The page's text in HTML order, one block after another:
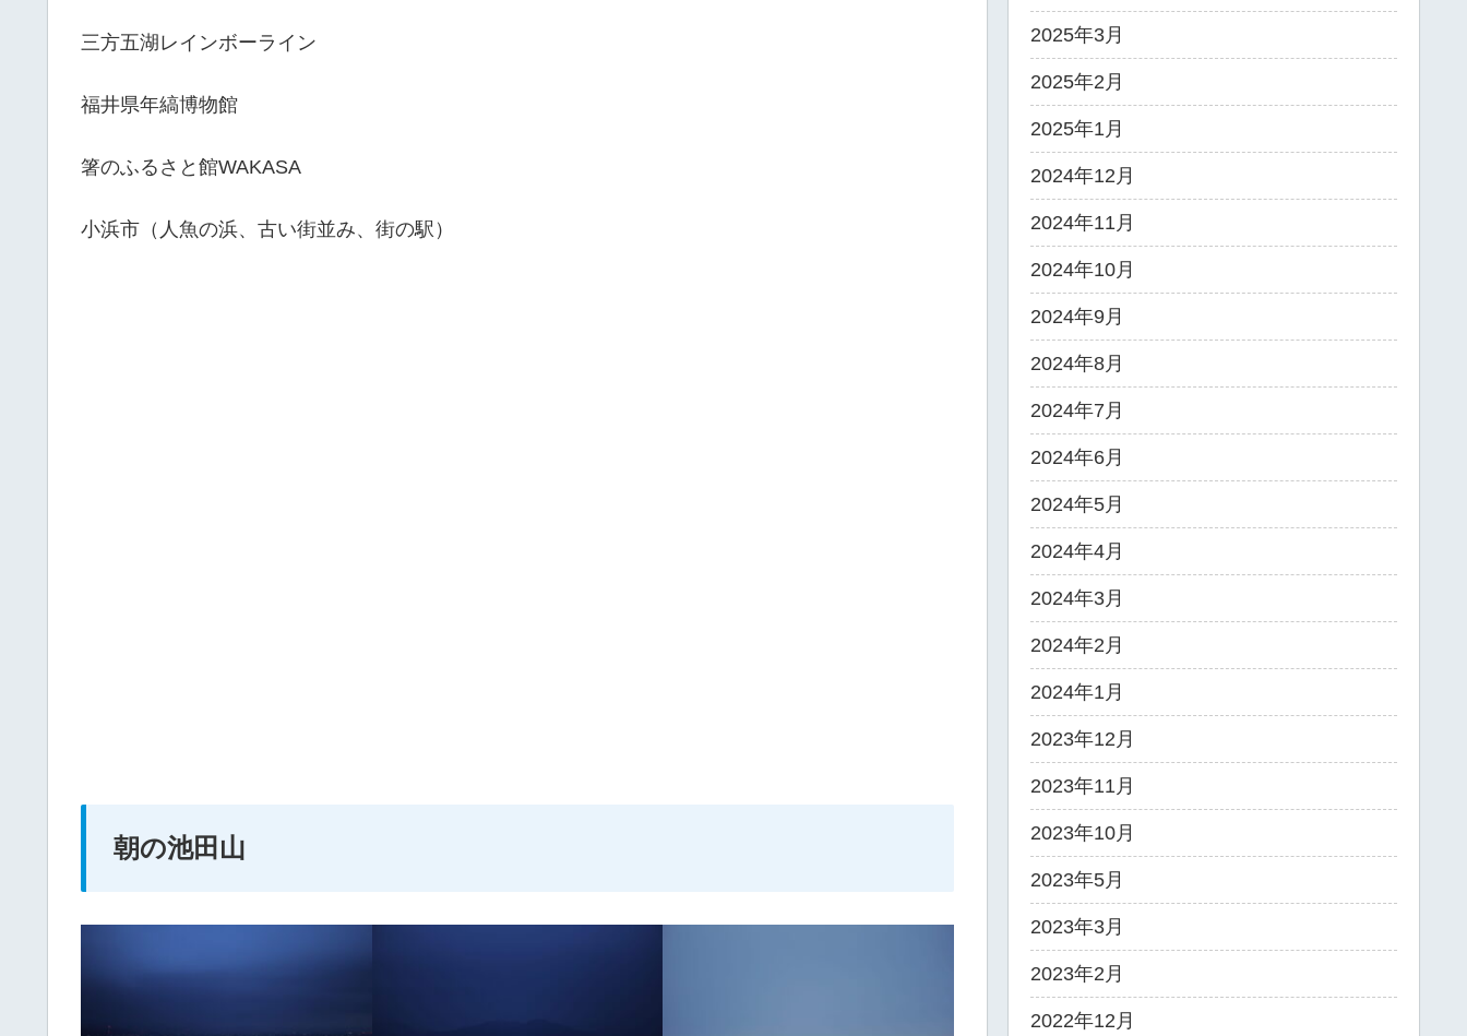
三方五湖レインボーライン
福井県年縞博物館
箸のふるさと館WAKASA
小浜市（人魚の浜、古い街並み、街の駅）
朝の池田山
2025年3月
2025年2月
2025年1月
2024年12月
2024年11月
2024年10月
2024年9月
2024年8月
2024年7月
2024年6月
2024年5月
2024年4月
2024年3月
2024年2月
2024年1月
2023年12月
2023年11月
2023年10月
2023年5月
2023年3月
2023年2月
2022年12月